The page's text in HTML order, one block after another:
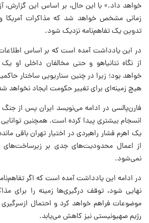
خواهد داد.» با این حال، بر اساس این گزارش،
زمانی مشخص خواهد شد که مذاکرات آمریکا و
تدوین یک تفاهم‌نامه نزدیک شود.
در این یادداشت آمده است که بر اساس
از نگاه نتانیاهو و حتی مخالفان داخلی او
خواهد بود؛ زیرا در چنین سناریویی ساختار
هیچ زمینه‌ای برای تغییر حکومت ایجاد نخواهد
فارن‌پالسی در ادامه می‌نویسد ایران پس از جنگ
انسجام بیشتری پیدا کرده است. همچنین توانایی
یک اهرم فشار راهبردی در اختیار تهران باقی
از اعمال محدودیت‌های جدی بر زیرساخت‌های
نمی‌شود.
در ادامه این یادداشت آمده است که اگر
نهایی شود، توقف درگیری‌ها زمینه را برای
موضوعات فراهم خواهد کرد و احتمال
رژیم صهیونیستی نیز کاهش می‌یابد.